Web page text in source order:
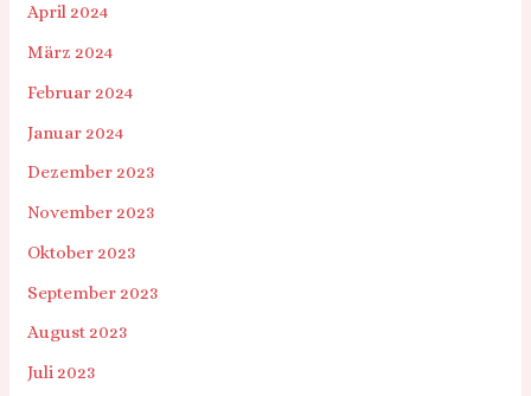
April 2024
März 2024
Februar 2024
Januar 2024
Dezember 2023
November 2023
Oktober 2023
September 2023
August 2023
Juli 2023